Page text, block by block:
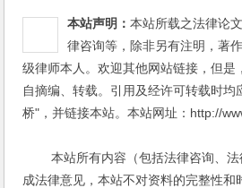
本站声明：本站所载之法律论
律咨询等，除非另有注明，著
级律师本人。欢迎其他网站链接，但是
自摘编、转载。引用及经许可转载时均
桥"，并链接本站。本站网址：http://
本站所有内容（包括法律咨询、法
成法律意见，本站不对资料的完整性和